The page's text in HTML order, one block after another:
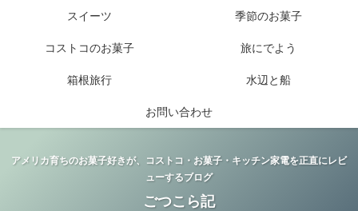
アメリカ育ちのお菓子好きが、コストコ・お菓子・キッチン家電を正直にレビ
ューするブログ
ごつこら記
スイーツ 季節のお菓子
コストコのお菓子 旅にでよう
箱根旅行 水辺と船
お問い合わせ